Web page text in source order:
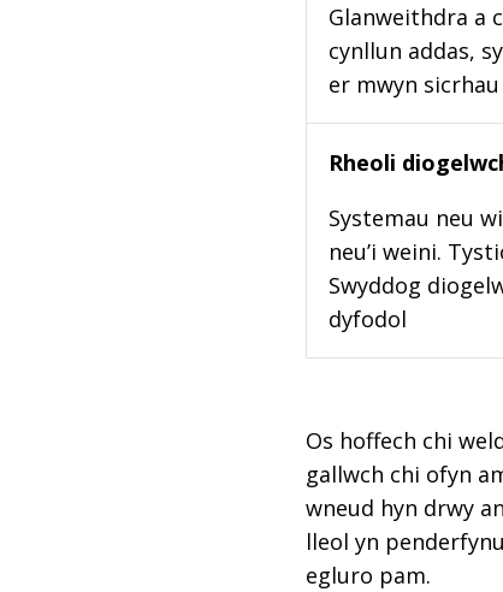
Glanweithdra a
cynllun addas,
er mwyn
Rheoli
Systemau neu
neu’i weini.
Swyddog
dyfodol
Os hoffech chi
gallwch chi ofyn
wneud hyn drwy
lleol yn
egluro pam.